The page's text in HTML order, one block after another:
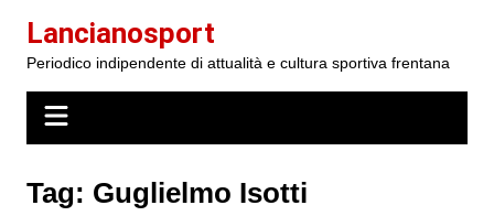
contenuto
Lancianosport
Periodico indipendente di attualità e cultura sportiva frentana
Tag: Guglielmo Isotti